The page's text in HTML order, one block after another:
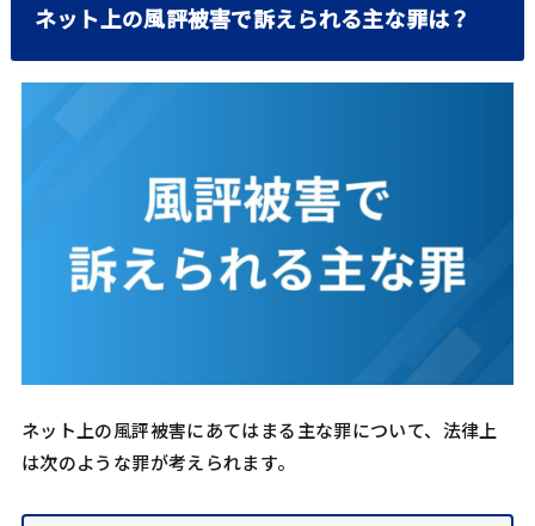
ネット上の風評被害で訴えられる主な罪は？
ネット上の風評被害にあてはまる主な罪について、法律上
は次のような罪が考えられます。